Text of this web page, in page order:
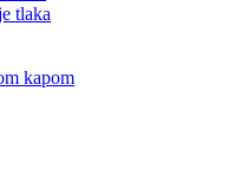
tlaka
kapom